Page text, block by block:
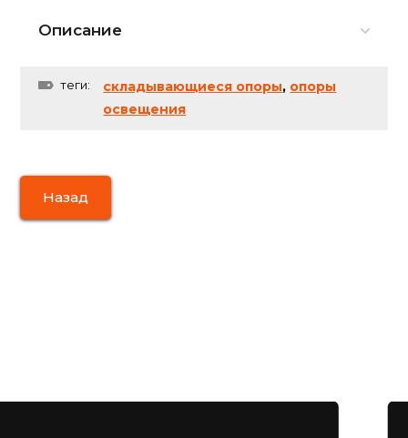
Описание
теги: cкладывающиеся опоры, опоры
освещения
Назад